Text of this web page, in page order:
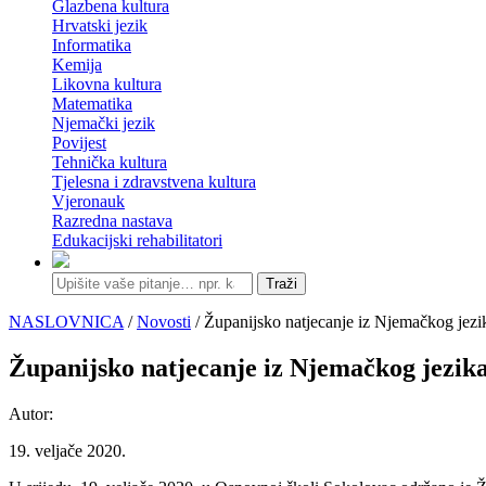
Glazbena kultura
Hrvatski jezik
Informatika
Kemija
Likovna kultura
Matematika
Njemački jezik
Povijest
Tehnička kultura
Tjelesna i zdravstvena kultura
Vjeronauk
Razredna nastava
Edukacijski rehabilitatori
Traži
NASLOVNICA /Novosti / Županijsko natjecanje iz Njemačkog
Županijsko natjecanje iz Njemačkog
Autor:
19. veljače 2020.